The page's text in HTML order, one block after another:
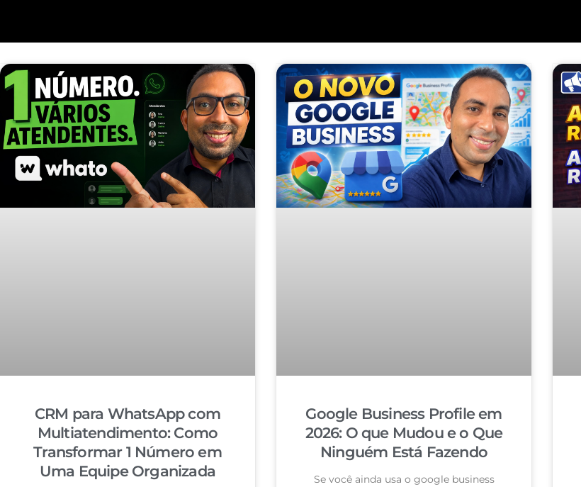
CRM para WhatsApp com
Multiatendimento: Como
Transformar 1 Número em
Uma Equipe Organizada
Google Business Profile em
2026: O que Mudou e o Que
Ninguém Está Fazendo
Se você ainda usa o google business